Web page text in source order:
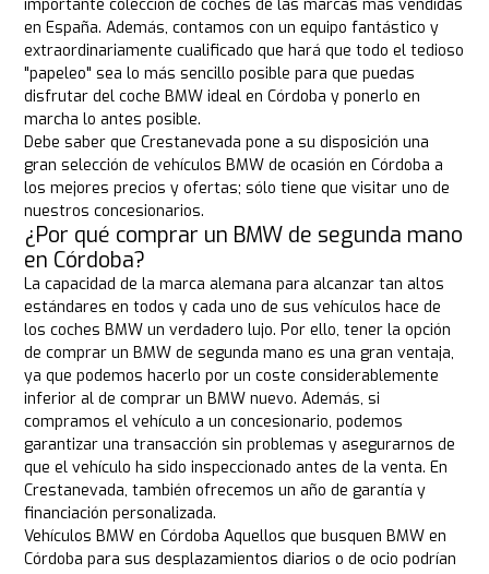
importante colección de coches de las marcas más vendidas
en España. Además, contamos con un equipo fantástico y
extraordinariamente cualificado que hará que todo el tedioso
"papeleo" sea lo más sencillo posible para que puedas
disfrutar del coche BMW ideal en Córdoba y ponerlo en
marcha lo antes posible.
Debe saber que Crestanevada pone a su disposición una
gran selección de vehículos BMW de ocasión en Córdoba a
los mejores precios y ofertas; sólo tiene que visitar uno de
nuestros concesionarios.
¿Por qué comprar un BMW de segunda mano
en Córdoba?
La capacidad de la marca alemana para alcanzar tan altos
estándares en todos y cada uno de sus vehículos hace de
los coches BMW un verdadero lujo. Por ello, tener la opción
de comprar un BMW de segunda mano es una gran ventaja,
ya que podemos hacerlo por un coste considerablemente
inferior al de comprar un BMW nuevo. Además, si
compramos el vehículo a un concesionario, podemos
garantizar una transacción sin problemas y asegurarnos de
que el vehículo ha sido inspeccionado antes de la venta. En
Crestanevada, también ofrecemos un año de garantía y
financiación personalizada.
Vehículos BMW en Córdoba Aquellos que busquen BMW en
Córdoba para sus desplazamientos diarios o de ocio podrían